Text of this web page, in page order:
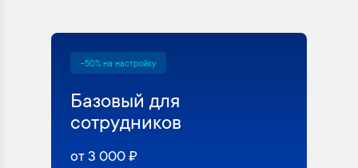
-50% на настройку
Базовый для
сотрудников
от 3 000 ₽